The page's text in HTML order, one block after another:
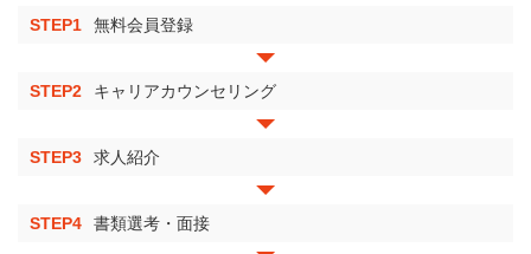
STEP1 無料会員登録
STEP2 キャリアカウンセリング
STEP3 求人紹介
STEP4 書類選考・面接